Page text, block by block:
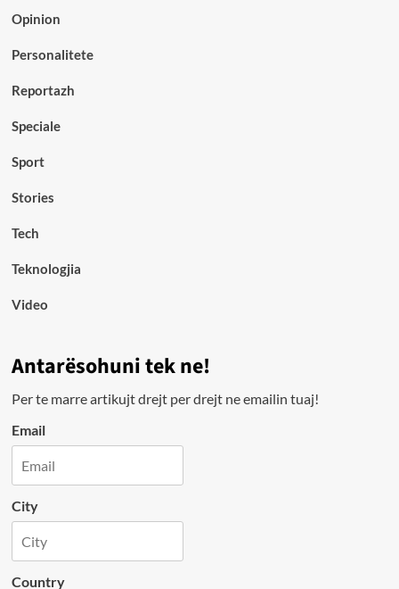
Opinion
Personalitete
Reportazh
Speciale
Sport
Stories
Tech
Teknologjia
Video
Antarësohuni tek ne!
Per te marre artikujt drejt per drejt ne emailin tuaj!
Email
City
Country